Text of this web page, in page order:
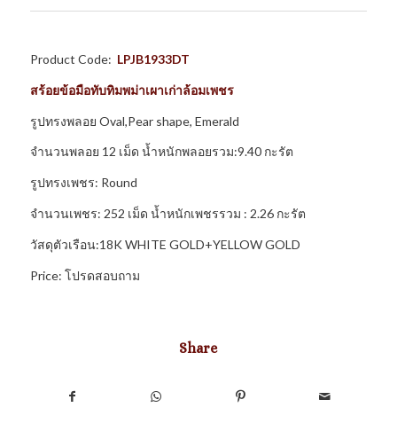
Product Code: LPJB1933DT
สร้อยข้อมือทับทิมพม่าเผาเก่าล้อมเพชร
รูปทรงพลอย Oval,Pear shape, Emerald
จำนวนพลอย 12 เม็ด น้ำหนักพลอยรวม:9.40 กะรัต
รูปทรงเพชร: Round
จำนวนเพชร: 252 เม็ด น้ำหนักเพชรรวม : 2.26 กะรัต
วัสดุตัวเรือน:18K WHITE GOLD+YELLOW GOLD
Price: โปรดสอบถาม
Share